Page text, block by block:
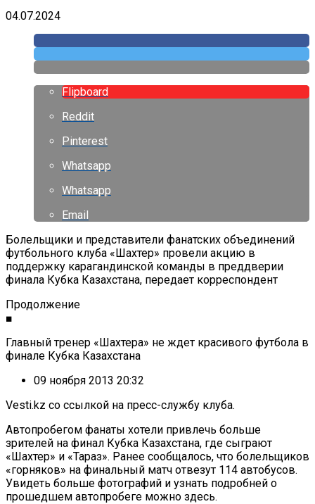
04.07.2024
Flipboard
Reddit
Pinterest
Whatsapp
Whatsapp
Email
Болельщики и представители фанатских объединений
футбольного клуба «Шахтер» провели акцию в
поддержку карагандинской команды в преддверии
финала Кубка Казахстана, передает корреспондент
Продолжение
■
Главный тренер «Шахтера» не ждет красивого футбола в
финале Кубка Казахстана
09 ноября 2013 20:32
Vesti.kz со ссылкой на пресс-службу клуба.
Автопробегом фанаты хотели привлечь больше
зрителей на финал Кубка Казахстана, где сыграют
«Шахтер» и «Тараз». Ранее сообщалось, что болельщиков
«горняков» на финальный матч отвезут 114 автобусов.
Увидеть больше фотографий и узнать подробней о
прошедшем автопробеге можно здесь.